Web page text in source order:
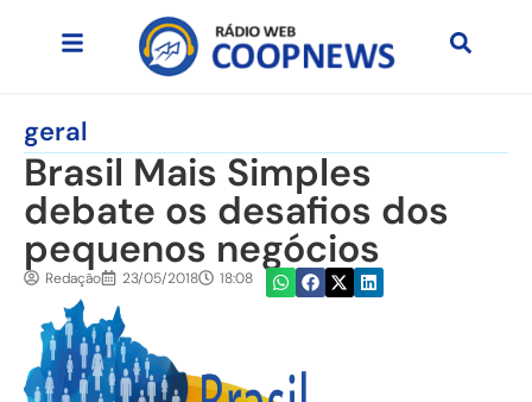
geral
Brasil Mais Simples
debate os desafios dos
pequenos negócios
Redação 23/05/2018 18:08